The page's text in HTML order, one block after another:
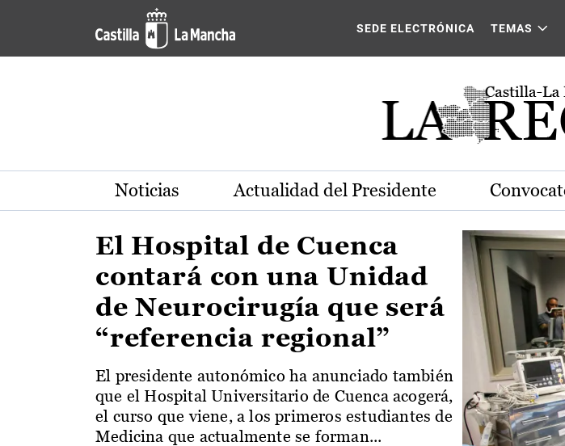
Pasar al contenido principal
Actualidad de la región de Castilla-La
SEDE ELECTRÓNICA TEMAS
Noticias Actualidad del Presidente
El Hospital de Cuenca
contará con una Unidad
de Neurocirugía que será
“referencia regional”
El presidente autonómico ha anunciado también
que el Hospital Universitario de Cuenca acogerá,
el curso que viene, a los primeros estudiantes de
Medicina que actualmente se forman...